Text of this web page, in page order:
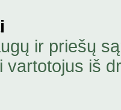
ir priešų
vartotojus iš